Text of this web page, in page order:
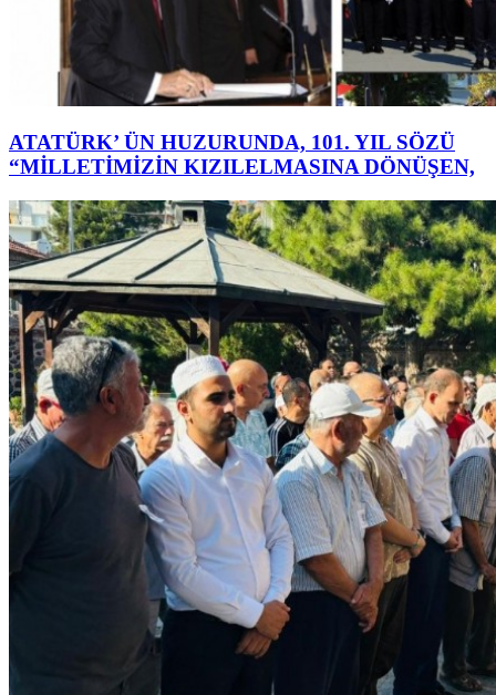
ATATÜRK’ ÜN HUZURUNDA, 101. YIL SÖZÜ
“MİLLETİMİZİN KIZILELMASINA DÖNÜŞEN,